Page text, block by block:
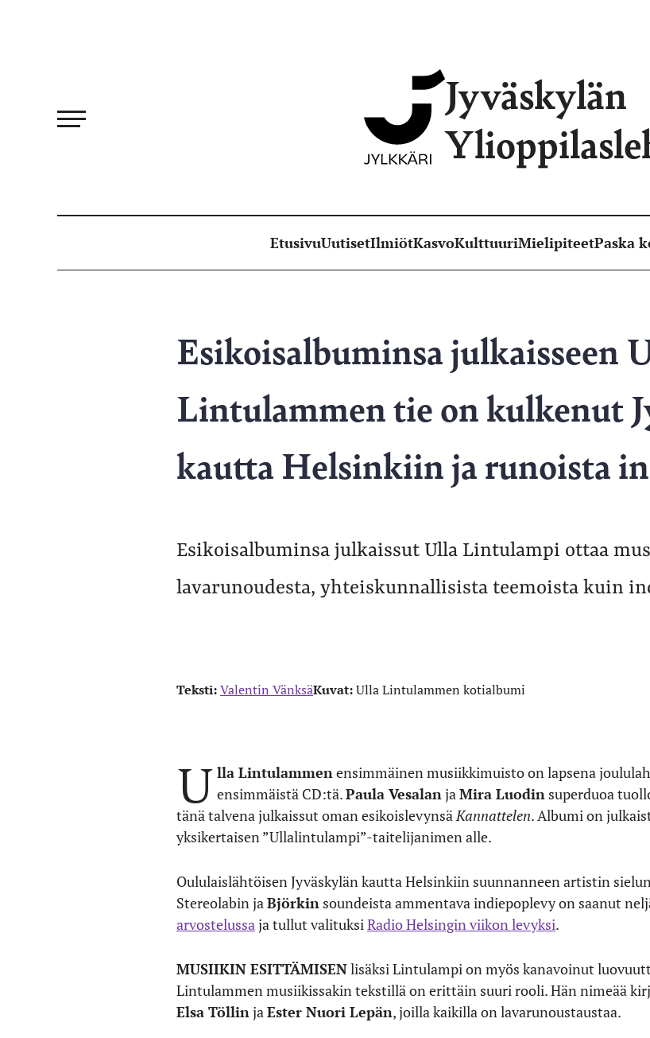
Jyväskylän
EtusivuUutisetIlmiötKasvoKulttuuriMielipiteetPaska
Esikoisalbuminsa julkaisseen
Lintulammen tie on kulkenut
kautta Helsinkiin ja runoista
Esikoisalbuminsa julkaissut Ulla Lintulampi ottaa
lavarunoudesta, yhteiskunnallisista teemoista kuin
Teksti:Valentin VänksäKuvat:Ulla Lintulammen kotialbumi
U lla Lintulammenensimmäinen musiikkimuisto on lapsena
ensimmäistä CD:tä.Paula VesalanjaMira Luodin superduoa
tänä talvena julkaissut oman esikoislevynsäKannattelen. Albumi on
yksikertaisen ”Ullalintulampi”-taitelijanimen alle.
Oululaislähtöisen Jyväskylän kautta Helsinkiin suunnanneen artistin
Stereolabin jaBjörkin soundeista ammentava indiepoplevy on saanut
arvostelussaja tullut valituksiRadio Helsingin viikon levyksi.
MUSIIKIN ESITTÄMISENlisäksi Lintulampi on myös kanavoinut
Lintulammen musiikissakin tekstillä on erittäin suuri rooli. Hän nimeää
Elsa TöllinjaEster Nuori Lepän, joilla kaikilla on lavarunoustaustaa.